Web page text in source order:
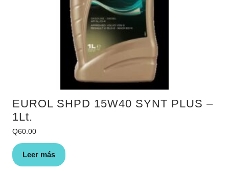
EUROL SHPD 15W40 SYNT PLUS –
1Lt.
Q60.00
Leer más